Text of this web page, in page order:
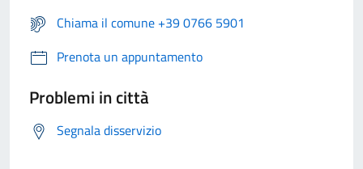
Chiama il comune +39 0766 5901
Prenota un appuntamento
Problemi in città
Segnala disservizio